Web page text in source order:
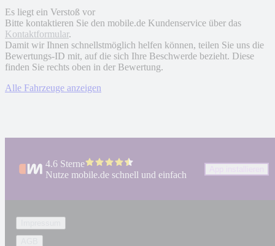
Es liegt ein Verstoß vor
Bitte kontaktieren Sie den mobile.de Kundenservice über das
Kontaktformular.
Damit wir Ihnen schnellstmöglich helfen können, teilen Sie uns die
Bewertungs-ID mit, auf die sich Ihre Beschwerde bezieht. Diese
finden Sie rechts oben in der Bewertung.
Alle Fahrzeuge anzeigen
4.6 Sterne
Nutze mobile.de schnell und einfach